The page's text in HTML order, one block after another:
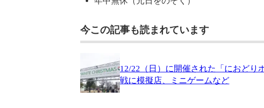
今この記事も読まれています
12/22（日）に開催された「におどり
戦に模擬店、ミニゲームなど